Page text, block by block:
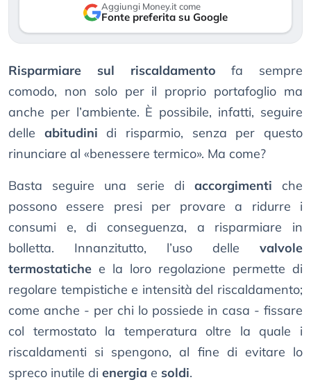
Aggiungi Money.it come
Fonte preferita su Google
Risparmiare sul riscaldamento fa sempre
comodo, non solo per il proprio portafoglio ma
anche per l’ambiente. È possibile, infatti, seguire
delle abitudini di risparmio, senza per questo
rinunciare al «benessere termico». Ma come?
Basta seguire una serie di accorgimenti che
possono essere presi per provare a ridurre i
consumi e, di conseguenza, a risparmiare in
bolletta. Innanzitutto, l’uso delle valvole
termostatiche e la loro regolazione permette di
regolare tempistiche e intensità del riscaldamento;
come anche - per chi lo possiede in casa - fissare
col termostato la temperatura oltre la quale i
riscaldamenti si spengono, al fine di evitare lo
spreco inutile di energia e soldi.